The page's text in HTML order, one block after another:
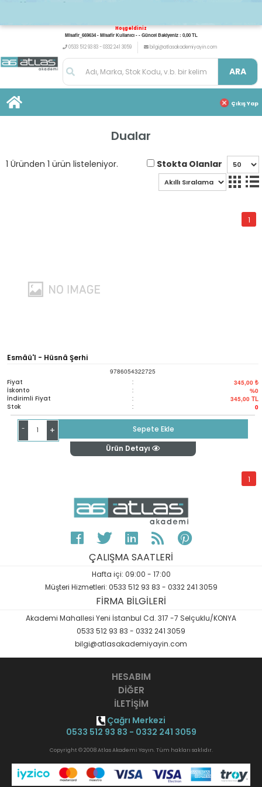
Hoşgeldiniz
Misafir_669634 - Misafir Kullanıcı - - Güncel Bakiyeniz : 0,00 TL
0533 512 93 83 - 0332 241 3059
bilgi@atlasakademiyayin.com
ARA
Çıkış Yap
Dualar
1 Üründen 1 ürün listeleniyor. Stokta Olanlar
1
Esmâü'l - Hüsnâ Şerhi
9786054322725
Fiyat : 345,00 ₺
İskonto : %0
İndirimli Fiyat : 345,00 TL
Stok : 0
- +
Sepete Ekle
Ürün Detayı
1
ÇALIŞMA SAATLERİ
Hafta içi: 09:00 - 17:00
Müşteri Hizmetleri: 0533 512 93 83 - 0332 241 3059
FİRMA BİLGİLERİ
Akademi Mahallesi Yeni İstanbul Cd. 317 -7 Selçuklu/KONYA
0533 512 93 83 - 0332 241 3059
bilgi@atlasakademiyayin.com
HESABIM
DİĞER
İLETİŞİM
Çağrı Merkezi
0533 512 93 83 - 0332 241 3059
Copyright © 2008 Atlas Akademi Yayın. Tüm hakları saklıdır.